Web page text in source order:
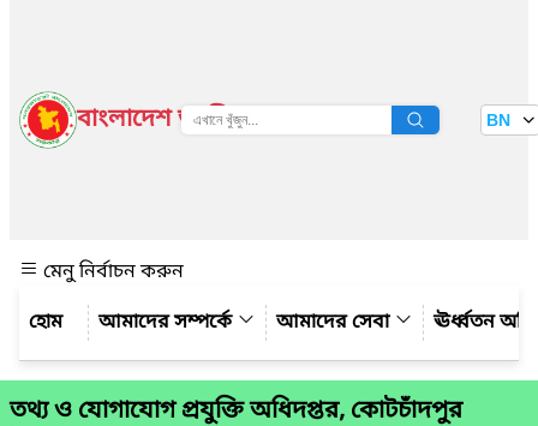
বাংলাদেশ জাতীয় তথ্য বাতায়ন BN
মেনু নির্বাচন করুন
আমাদের সম্পর্কে
আমাদের সেবা ঊর্ধ্বতন
তথ্য ও যোগাযোগ প্রযুক্তি অধিদপ্তর, কোটচাঁদপুর